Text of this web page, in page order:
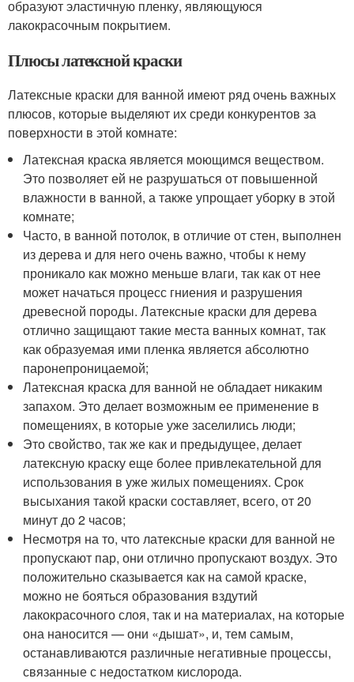
образуют эластичную пленку, являющуюся
лакокрасочным покрытием.
Плюсы латексной краски
Латексные краски для ванной имеют ряд очень важных
плюсов, которые выделяют их среди конкурентов за
поверхности в этой комнате:
Латексная краска является моющимся веществом.
Это позволяет ей не разрушаться от повышенной
влажности в ванной, а также упрощает уборку в этой
комнате;
Часто, в ванной потолок, в отличие от стен, выполнен
из дерева и для него очень важно, чтобы к нему
проникало как можно меньше влаги, так как от нее
может начаться процесс гниения и разрушения
древесной породы. Латексные краски для дерева
отлично защищают такие места ванных комнат, так
как образуемая ими пленка является абсолютно
паронепроницаемой;
Латексная краска для ванной не обладает никаким
запахом. Это делает возможным ее применение в
помещениях, в которые уже заселились люди;
Это свойство, так же как и предыдущее, делает
латексную краску еще более привлекательной для
использования в уже жилых помещениях. Срок
высыхания такой краски составляет, всего, от 20
минут до 2 часов;
Несмотря на то, что латексные краски для ванной не
пропускают пар, они отлично пропускают воздух. Это
положительно сказывается как на самой краске,
можно не бояться образования вздутий
лакокрасочного слоя, так и на материалах, на которые
она наносится — они «дышат», и, тем самым,
останавливаются различные негативные процессы,
связанные с недостатком кислорода.